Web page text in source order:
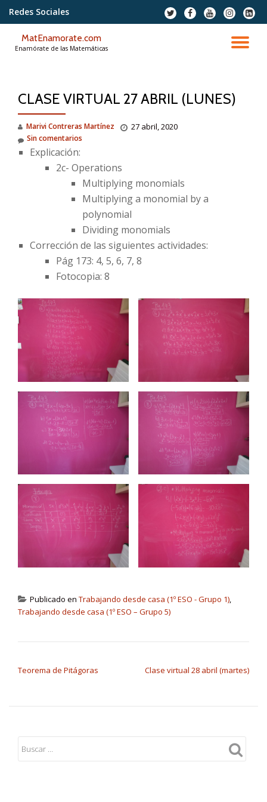
contenido
Redes Sociales
fa-
twitter
fa-
facebook
fa-
youtube
fa-
instagram
fa-
MatEnamorate.com
Enamórate de las Matemáticas
CLASE VIRTUAL 27 ABRIL (LUNES)
Marivi Contreras Martínez 27 abril, 2020
Sin comentarios
Explicación:
2c- Operations
Multiplying monomials
Multiplying a monomial by a
polynomial
Dividing monomials
Corrección de las siguientes actividades:
Pág 173: 4, 5, 6, 7, 8
Fotocopia: 8
Publicado en Trabajando desde casa (1º ESO - Grupo 1)
Trabajando desde casa (1º ESO – Grupo 5)
Teorema de Pitágoras Clase virtual 28 abril (martes)